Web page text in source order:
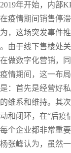
年开始，内部
疫情期间销售停
，这场突发事件
由于线下售楼处
做数字化营销，同
情期间，这一布
：首先是经营好
维系和维持。其
和闭环，在“后疫
个企业都非常重要
张峰认为，虽然